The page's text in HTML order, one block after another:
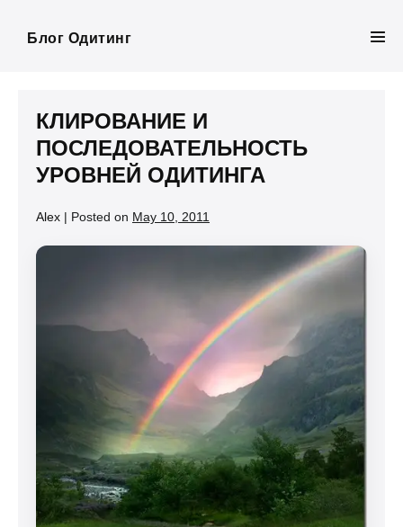
Блог Одитинг
КЛИРОВАНИЕ И
ПОСЛЕДОВАТЕЛЬНОСТЬ
УРОВНЕЙ ОДИТИНГА
Alex | Posted on May 10, 2011